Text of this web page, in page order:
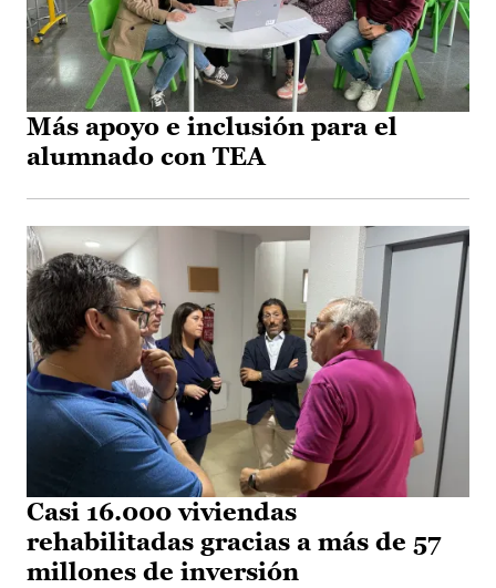
Más apoyo e inclusión para el
alumnado con TEA
Casi 16.000 viviendas
rehabilitadas gracias a más de 57
millones de inversión